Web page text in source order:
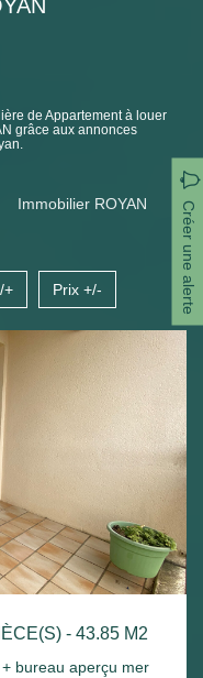
de Appartement à louer
grâce aux annonces
Immobilier ROYAN Créer une alerte
+ Prix +/-
- 43.85 M2
bureau aperçu mer